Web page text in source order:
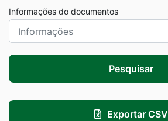
Informações do documentos
Pesquisar
Exportar CSV